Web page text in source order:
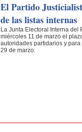
El Partido
de las listas internas
La Junta Electoral Interna del
miércoles 11 de marzo el
autoridades partidarios y
29 de marzo.